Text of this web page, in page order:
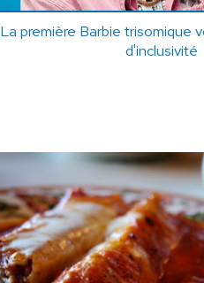
La première Barbie trisomique
d'inclusivité